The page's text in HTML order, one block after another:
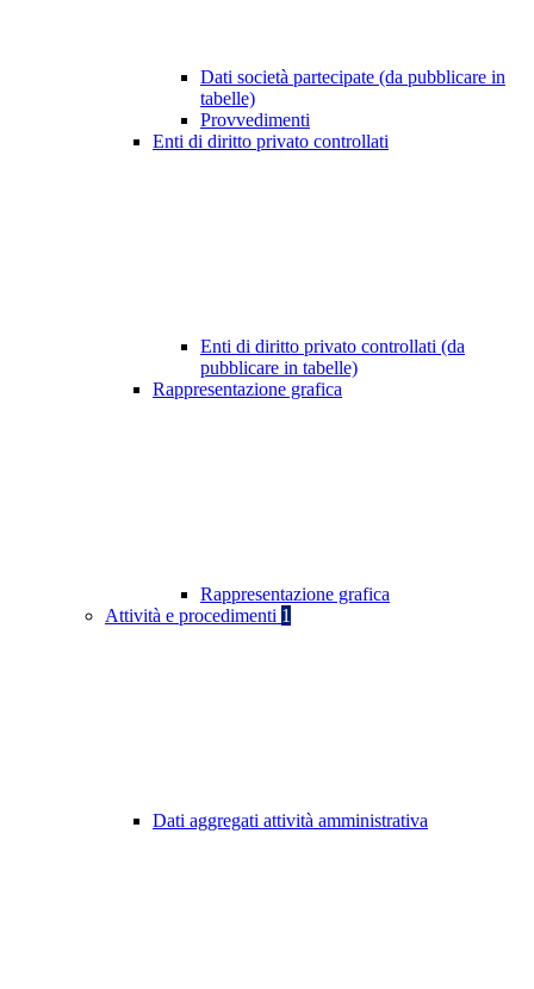
Dati società partecipate (da pubblicare in
tabelle)
Provvedimenti
Enti di diritto privato controllati
Enti di diritto privato controllati (da
pubblicare in tabelle)
Rappresentazione grafica
Rappresentazione grafica
Attività e procedimenti 1
Dati aggregati attività amministrativa